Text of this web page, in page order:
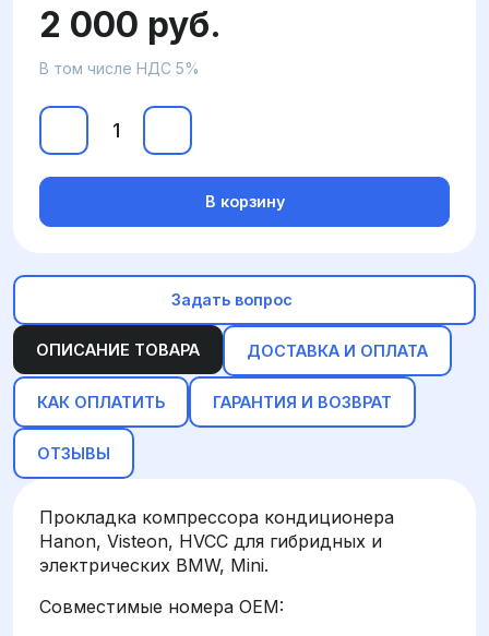
ОПИСАНИЕ ТОВАРА ДОСТАВКА И ОПЛАТА
КАК ОПЛАТИТЬ ГАРАНТИЯ И ВОЗВРАТ
ОТЗЫВЫ
Прокладка компрессора кондиционера
Hanon, Visteon, HVCC для гибридных и
электрических BMW, Mini.
Совместимые номера OEM:
2 000 руб.
В том числе НДС 5%
В корзину
Задать вопрос